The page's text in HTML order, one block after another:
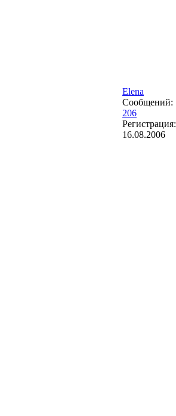
Elena
Сообщений:
206
Регистрация:
16.08.2006